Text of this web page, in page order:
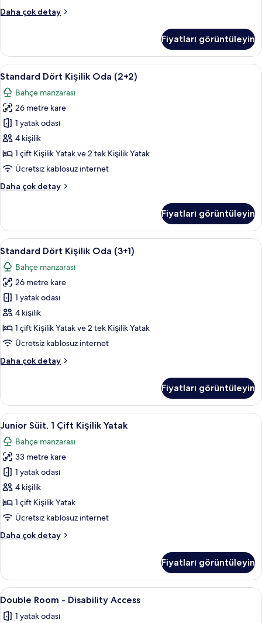
için
görün
Daha çok detay
Standard
Oda
(Run
Of
House)
hakkında
daha
fazla
detay
Fiyatları görüntüleyin
Standard
Dört
Kişilik
Oda
(2+2)
için
tüm
fotoğrafları
Ücretsiz minibar, odada kasa, masa, ses
6
Standard Dört Kişilik Oda (2+2)
Bahçe manzarası
26 metre kare
1 yatak odası
4 kişilik
1 çift Kişilik Yatak ve 2 tek Kişilik Yatak
Ücretsiz kablosuz internet
Daha çok detay
Standard
(2+2)
hakkında
daha
detay
Fiyatları görüntüleyin
Standard
Dört
Kişilik
Oda
(3+1)
için
tüm
fotoğrafları
Ücretsiz minibar, odada kasa, masa, ses
6
Standard Dört Kişilik Oda (3+1)
Bahçe manzarası
26 metre kare
1 yatak odası
4 kişilik
1 çift Kişilik Yatak ve 2 tek Kişilik Yatak
Ücretsiz kablosuz internet
Daha çok detay
Standard
(3+1)
hakkında
daha
detay
Fiyatları görüntüleyin
Junior
Süit,
Çift
Kişilik
Yatak
için
tüm
görün
Ücretsiz minibar, odada kasa, masa, ses
11
Junior Süit, 1 Çift Kişilik Yatak
Bahçe manzarası
33 metre kare
1 yatak odası
4 kişilik
1 çift Kişilik Yatak
Ücretsiz kablosuz internet
Daha çok detay
Junior
Kişilik
Yatak
hakkında
fazla
Fiyatları görüntüleyin
Double
Room
-
Double Room - Disability Access |
6
Double Room - Disability Access
1 yatak odası